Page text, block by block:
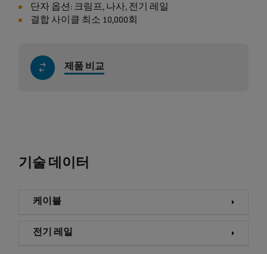
단자 옵션: 크림프, 나사, 전기 레일
결합 사이클 최소 10,000회
제품 비교
기술 데이터
케이블
전기 레일